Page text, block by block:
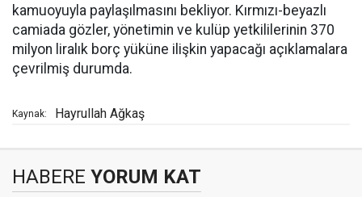
kamuoyuyla paylaşılmasını bekliyor. Kırmızı-beyazlı
camiada gözler, yönetimin ve kulüp yetkililerinin 370
milyon liralık borç yüküne ilişkin yapacağı açıklamalara
çevrilmiş durumda.
Kaynak: Hayrullah Ağkaş
HABERE YORUM KAT